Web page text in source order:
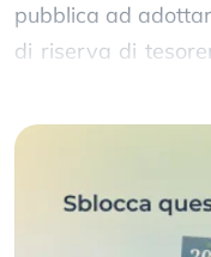
pubblica ad
di riserva di